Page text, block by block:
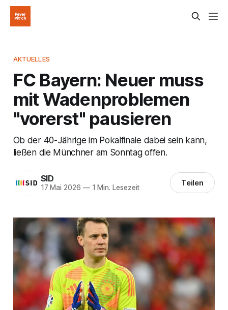
AKTUELLES
FC Bayern: Neuer muss
mit Wadenproblemen
"vorerst" pausieren
Ob der 40-Jährige im Pokalfinale dabei sein kann,
ließen die Münchner am Sonntag offen.
SID
17 Mai 2026 —1 Min. Lesezeit Teilen